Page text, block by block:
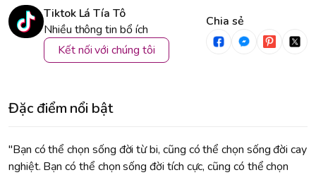
Tiktok Lá Tía Tô
Nhiều thông tin bổ ích
Kết nối với chúng tôi
Chia sẻ
Đặc điểm nổi bật
"Bạn có thể chọn sống đời từ bi, cũng có thể chọn sống đời cay
nghiệt. Bạn có thể chọn sống đời tích cực, cũng có thể chọn